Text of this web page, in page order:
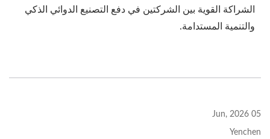
الشراكة القوية بين الشركتين في دفع التصنيع الدوائي الذكي
والتنمية المستدامة.
05 Jun, 2026
Yenchen